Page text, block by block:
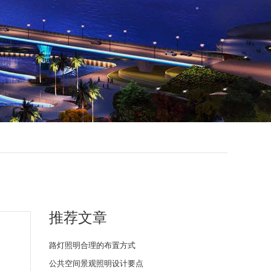
推荐文章
路灯照明合理的布置方式
公共空间景观照明设计要点